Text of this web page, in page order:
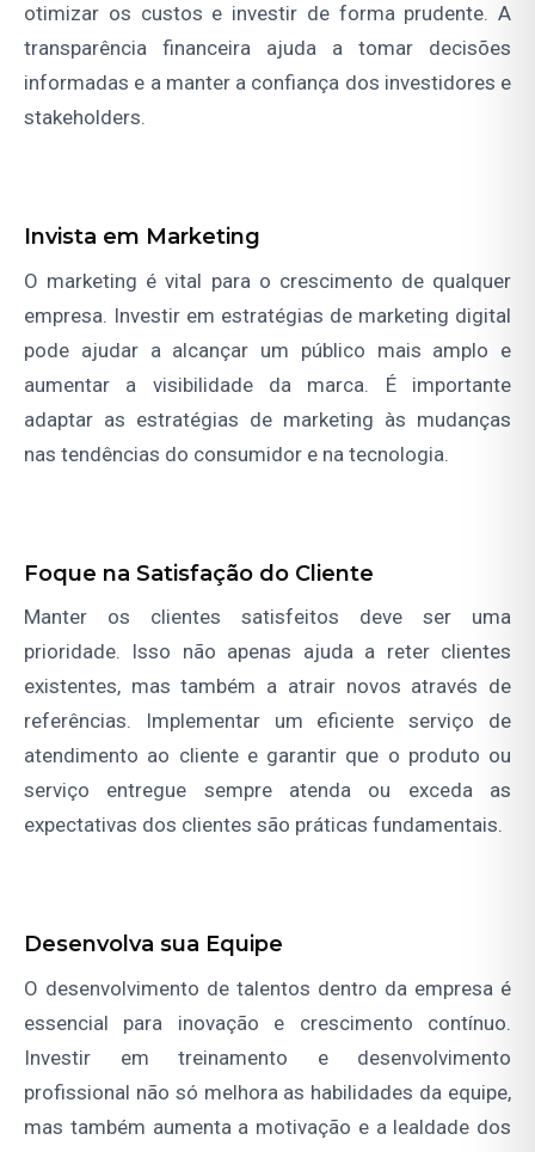
otimizar os custos e investir de forma prudente. A
transparência financeira ajuda a tomar decisões
informadas e a manter a confiança dos investidores e
stakeholders.
Invista em Marketing
O marketing é vital para o crescimento de qualquer
empresa. Investir em estratégias de marketing digital
pode ajudar a alcançar um público mais amplo e
aumentar a visibilidade da marca. É importante
adaptar as estratégias de marketing às mudanças
nas tendências do consumidor e na tecnologia.
Foque na Satisfação do Cliente
Manter os clientes satisfeitos deve ser uma
prioridade. Isso não apenas ajuda a reter clientes
existentes, mas também a atrair novos através de
referências. Implementar um eficiente serviço de
atendimento ao cliente e garantir que o produto ou
serviço entregue sempre atenda ou exceda as
expectativas dos clientes são práticas fundamentais.
Desenvolva sua Equipe
O desenvolvimento de talentos dentro da empresa é
essencial para inovação e crescimento contínuo.
Investir em treinamento e desenvolvimento
profissional não só melhora as habilidades da equipe,
mas também aumenta a motivação e a lealdade dos